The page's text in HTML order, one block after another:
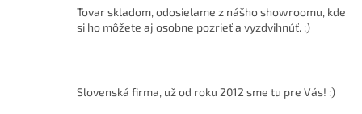
Tovar skladom, odosielame z nášho showroomu, kde
si ho môžete aj osobne pozrieť a vyzdvihnúť. :)
Slovenská firma, už od roku 2012 sme tu pre Vás! :)